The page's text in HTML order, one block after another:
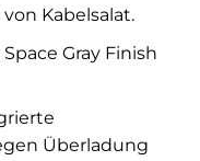
Kabelsalat.
Gray Finish
Überladung